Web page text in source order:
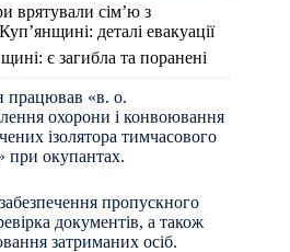
врятували сім’ю з
деталі евакуації
є загибла та поранені
працював «в. о.
охорони і конвоювання
ізолятора тимчасового
при окупантах.
пропускного
документів, а також
затриманих осіб.